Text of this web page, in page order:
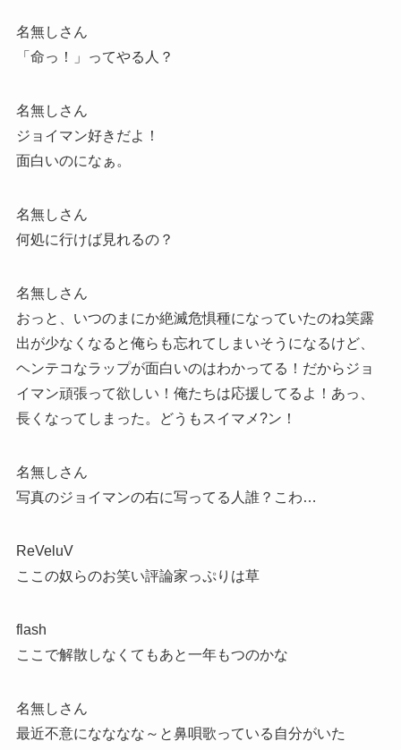
名無しさん
「命っ！」ってやる人？
名無しさん
ジョイマン好きだよ！
面白いのになぁ。
名無しさん
何処に行けば見れるの？
名無しさん
おっと、いつのまにか絶滅危惧種になっていたのね笑露
出が少なくなると俺らも忘れてしまいそうになるけど、
ヘンテコなラップが面白いのはわかってる！だからジョ
イマン頑張って欲しい！俺たちは応援してるよ！あっ、
長くなってしまった。どうもスイマメ?ン！
名無しさん
写真のジョイマンの右に写ってる人誰？こわ…
ReVeluV
ここの奴らのお笑い評論家っぷりは草
flash
ここで解散しなくてもあと一年もつのかな
名無しさん
最近不意になななな～と鼻唄歌っている自分がいた